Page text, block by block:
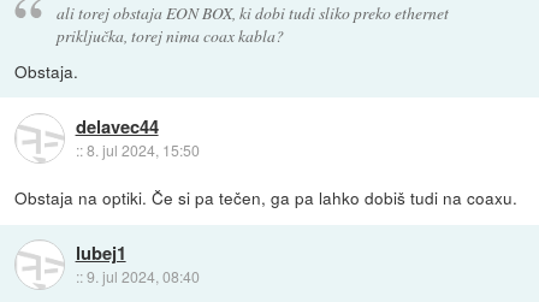
ali torej obstaja EON BOX, ki dobi tudi sliko preko ethernet
priključka, torej nima coax kabla?
Obstaja.
delavec44
::8. jul 2024, 15:50
Obstaja na optiki. Če si pa tečen, ga pa lahko dobiš tudi na coaxu.
lubej1
::9. jul 2024, 08:40